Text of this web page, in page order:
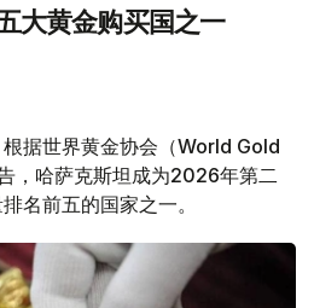
大黄金购买国之一
根据世界黄金协会（World Gold
，哈萨克斯坦成为2026年第二
名前五的国家之一。